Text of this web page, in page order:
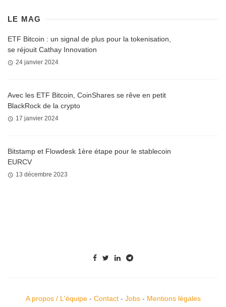
LE MAG
ETF Bitcoin : un signal de plus pour la tokenisation,
se réjouit Cathay Innovation
24 janvier 2024
Avec les ETF Bitcoin, CoinShares se rêve en petit
BlackRock de la crypto
17 janvier 2024
Bitstamp et Flowdesk 1ère étape pour le stablecoin
EURCV
13 décembre 2023
A propos / L'équipe- Contact- Jobs- Mentions légales